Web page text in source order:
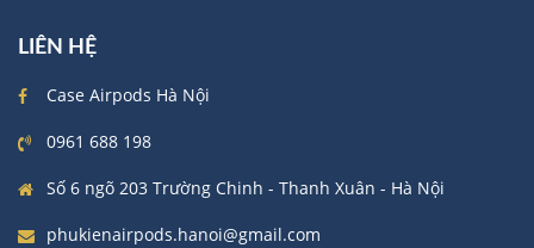
LIÊN HỆ
Case Airpods Hà Nội
0961 688 198
Số 6 ngõ 203 Trường Chinh - Thanh Xuân - Hà Nội
phukienairpods.hanoi@gmail.com